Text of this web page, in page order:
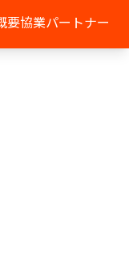
要協業パートナー